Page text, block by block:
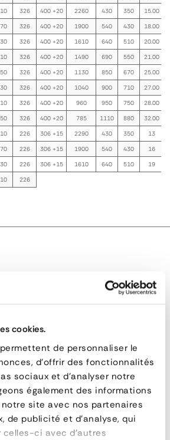
cookies.
de personnaliser le
d'offrir des fonctionnalités
sociaux et d'analyser notre
également des informations
site avec nos partenaires
de publicité et d'analyse, qui
celles-ci avec d'autres
326 400 +20 2260 430 350
15.00
326 400 +20 1900 540 430
18.00
326 400 +20 1610 640 510
20.00
326 400 +20 1490 690 550
21.00
326 400 +20 1130 850 670
25.00
326 400 +20 1040 900 710
27.00
326 400 +20 960 950 750
28.00
326 400 +20 785 1110 880
32.00
226 306 +15 2290 430 350
13
226 306 +15 1900 540 430
16
226 306 +15 1610 640 510
19
226
DESCRIPTION
PRODUCTS